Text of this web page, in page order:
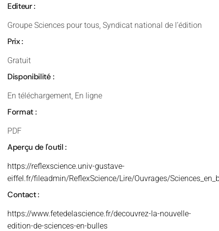
Editeur :
Groupe Sciences pour tous, Syndicat national de l’édition
Prix :
Gratuit
Disponibilité :
En téléchargement, En ligne
Format :
PDF
Aperçu de l'outil :
https://reflexscience.univ-gustave-
eiffel.fr/fileadmin/ReflexScience/Lire/Ouvrages/
Contact :
https://www.fetedelascience.fr/decouvrez-la-nouvelle-
edition-de-sciences-en-bulles